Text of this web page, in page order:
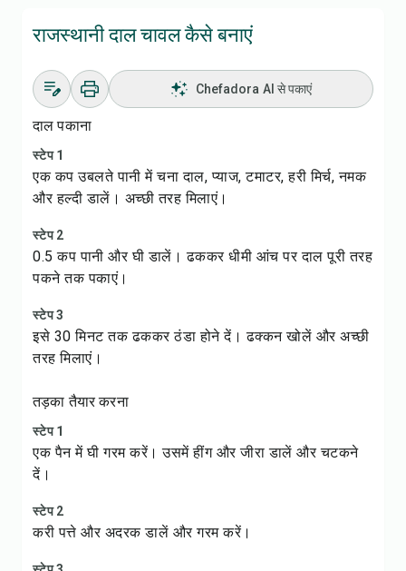
राजस्थानी दाल चावल कैसे बनाएं
Chefadora AI से पकाएं
दाल पकाना
स्टेप 1
एक कप उबलते पानी में चना दाल, प्याज, टमाटर, हरी मिर्च, नमक
और हल्दी डालें। अच्छी तरह मिलाएं।
स्टेप 2
0.5 कप पानी और घी डालें। ढककर धीमी आंच पर दाल पूरी तरह
पकने तक पकाएं।
स्टेप 3
इसे 30 मिनट तक ढककर ठंडा होने दें। ढक्कन खोलें और अच्छी
तरह मिलाएं।
तड़का तैयार करना
स्टेप 1
एक पैन में घी गरम करें। उसमें हींग और जीरा डालें और चटकने
दें।
स्टेप 2
करी पत्ते और अदरक डालें और गरम करें।